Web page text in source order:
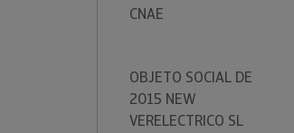
CNAE
OBJETO SOCIAL DE
2015 NEW
VERELECTRICO SL